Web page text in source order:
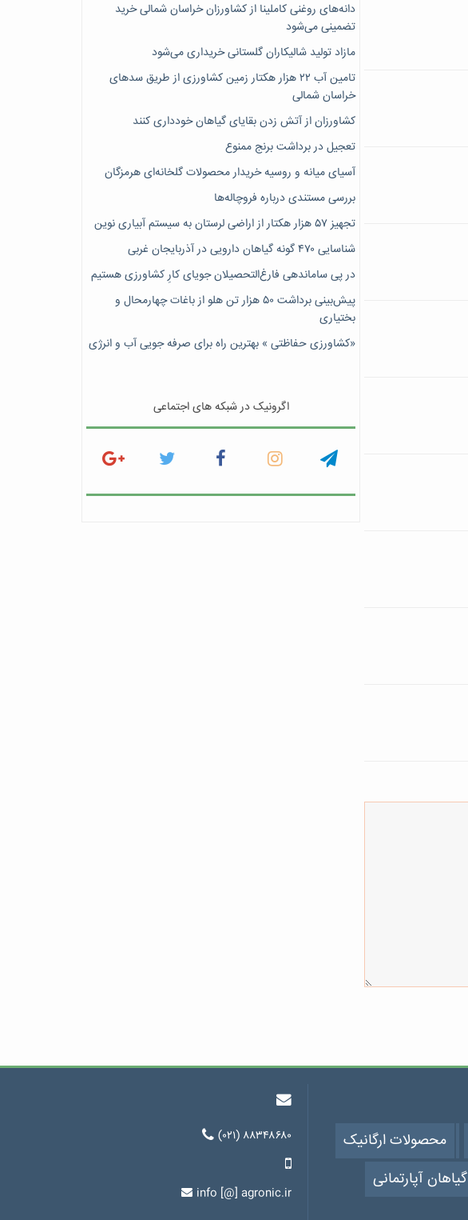
دانه‌های روغنی کاملینا از کشاورزان خراسان شمالی خرید
تضمینی می‌شود
مازاد تولید شالیکاران گلستانی خریداری می‌شود
تامین آب ۲۲ هزار هکتار زمین کشاورزی از طریق سدهای
خراسان شمالی
کشاورزان از آتش زدن بقایای گیاهان خودداری کنند
تعجیل در برداشت برنج ممنوع
آسیای میانه و روسیه خریدار محصولات گلخانه‌ای هرمزگان
بررسی مستندی درباره فروچاله‌ها
تجهیز ۵۷ هزار هکتار از اراضی لرستان به سیستم آبیاری نوین
شناسایی ۴۷٠ گونه گیاهان دارویی در آذربایجان غربی
در پی ساماندهی فارغ‌التحصیلان جویای کارِ کشاورزی هستیم
پیش‎‌بینی برداشت ۵۰ هزار تن هلو از باغات چهارمحال و
بختیاری
«کشاورزی حفاظتی » بهترین راه برای صرفه جویی آب و انرژی
اگرونیک در شبکه های اجتماعی
(۰۲۱) ۸۸۳۴۸۶۸۰
info [@] agronic.ir
محصولات ارگانیک
گیاهان آپارتمانی